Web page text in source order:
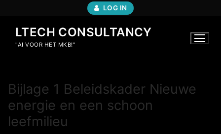
inhoud
LOG IN
LTECH CONSULTANCY
"AI VOOR HET MKB!"
Bijlage 1 Beleidskader Nieuwe
energie en een schoon
leefmilieu